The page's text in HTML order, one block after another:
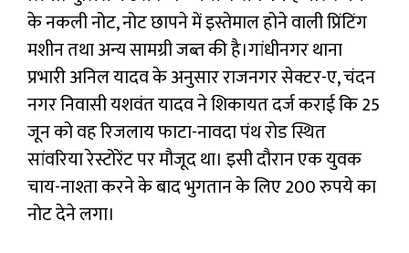
के नकली नोट, नोट छापने में इस्तेमाल होने वाली प्रिंटिंग
मशीन तथा अन्य सामग्री जब्त की है।गांधीनगर थाना
प्रभारी अनिल यादव के अनुसार राजनगर सेक्टर-ए, चंदन
नगर निवासी यशवंत यादव ने शिकायत दर्ज कराई कि 25
जून को वह रिजलाय फाटा-नावदा पंथ रोड स्थित
सांवरिया रेस्टोरेंट पर मौजूद था। इसी दौरान एक युवक
चाय-नाश्ता करने के बाद भुगतान के लिए 200 रुपये का
नोट देने लगा।